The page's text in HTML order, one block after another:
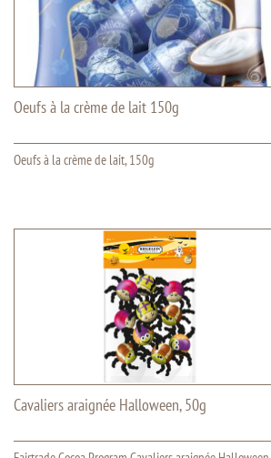
Oeufs à la crème de lait 150g
Oeufs à la crème de lait, 150g
Cavaliers araignée Halloween, 50g